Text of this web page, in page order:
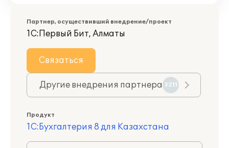
Партнер, осуществивший внедрение/проект
1С:Первый Бит, Алматы
Связаться
Другие внедрения партнера 3211
Продукт
1С:Бухгалтерия 8 для Казахстана